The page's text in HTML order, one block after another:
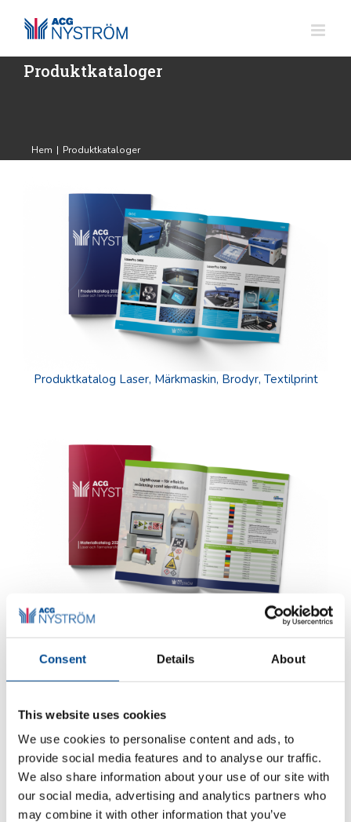
Consent Details About
This website uses cookies
We use cookies to personalise content and ads, to
provide social media features and to analyse our traffic.
We also share information about your use of our site with
our social media, advertising and analytics partners who
may combine it with other information that you’ve
innehållet
Produktkataloger
Hem | Produktkataloger
Produktkatalog Laser, Märkmaskin, Brodyr, Textilprint